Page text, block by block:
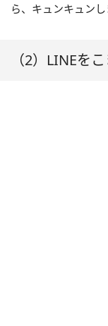
ら、キュンキュンし
（2）LINEを